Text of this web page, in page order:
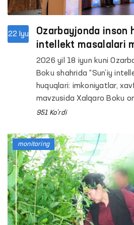
22 Iyu
Ozarbayjonda inson
intellekt masalalari
2026 yil 18 iyun kuni
Boku shahrida “Sun’iy
huquqlari: imkoniyatlar,
mavzusida Xalqaro Boku
bo‘lib o‘tdi.
951 Ko'rdi
monitoring